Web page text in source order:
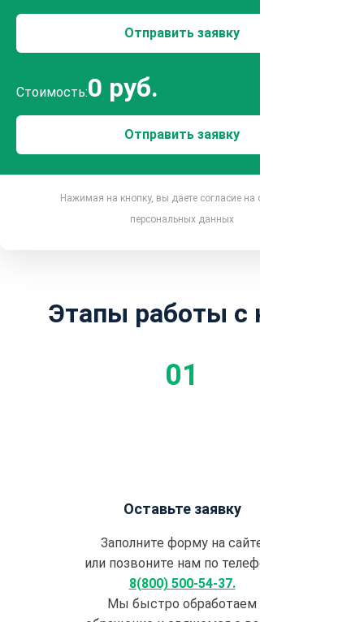
Стоимость:0 руб.
Отправить заявку
Нажимая на кнопку, вы даете согласие на обработку
персональных данных
Этапы работы с нами
Оставьте заявку
Заполните форму на сайте
или позвоните нам по телефону
8(800) 500-54-37.
Мы быстро обработаем